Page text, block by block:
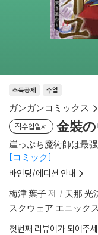
소득공제 수입
ガンガンコミックス
직수입일서 金裝
崖っぷち魔術師は最
コミック
바인딩/에디션 안내
梅津 葉子저 天那 光
スクウェア.エニックス
첫번째 리뷰어가 되어주